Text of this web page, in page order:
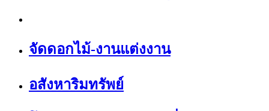
จัดดอกไม้-งานแต่งงาน
อสังหาริมทรัพย์